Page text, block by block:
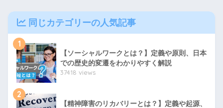
同じカテゴリーの人気記事
1
【ソーシャルワークとは？】定義や原則、日本
での歴史的変遷をわかりやすく解説
37418 views
2
【精神障害のリカバリーとは？】定義や起源、